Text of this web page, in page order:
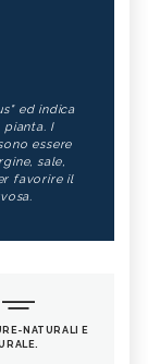
ed indica
I
essere
sale,
favorire il
NATURALI E